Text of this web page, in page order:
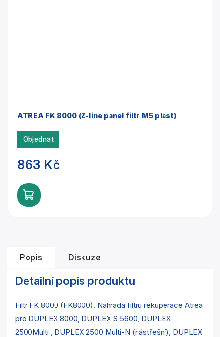
ATREA FK 8000 (Z-line panel filtr M5 plast)
Objednat
863 Kč
Popis Diskuze
Detailní popis produktu
Filtr FK 8000 (FK8000). Náhrada filtru rekuperace Atrea
pro DUPLEX 8000, DUPLEX S 5600, DUPLEX
2500Multi , DUPLEX 2500 Multi-N (nástřešní), DUPLEX